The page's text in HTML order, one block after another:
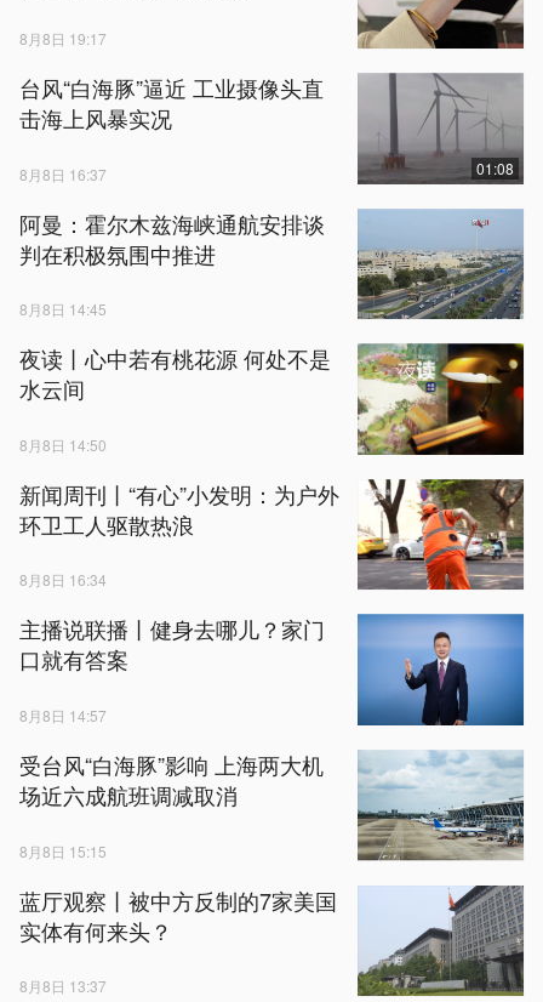
8月8日 19:17
台风“白海豚”逼近 工业摄像头直
击海上风暴实况
8月8日 16:37 01:08
阿曼：霍尔木兹海峡通航安排谈
判在积极氛围中推进
8月8日 14:45
夜读丨心中若有桃花源 何处不是
水云间
8月8日 14:50
新闻周刊丨“有心”小发明：为户外
环卫工人驱散热浪
8月8日 16:34
主播说联播丨健身去哪儿？家门
口就有答案
8月8日 14:57
受台风“白海豚”影响 上海两大机
场近六成航班调减取消
8月8日 15:15
蓝厅观察丨被中方反制的7家美国
实体有何来头？
8月8日 13:37